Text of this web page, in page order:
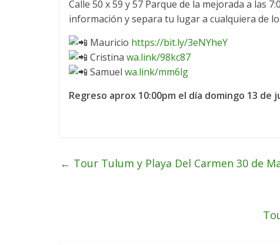
Calle 50 x 59 y 57 Parque de la mejorada a las
información y separa tu lugar a cualquiera de
Mauricio https://bit.ly/3eNYheY
Cristina wa.link/98kc87
Samuel wa.link/mm6lg
Regreso aprox 10:00pm el día domingo 13 de
← Tour Tulum y Playa Del Carmen 30 de